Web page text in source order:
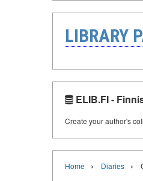
LIBRARY
ELIB.FI -
Create your author's
Home › Diaries ›